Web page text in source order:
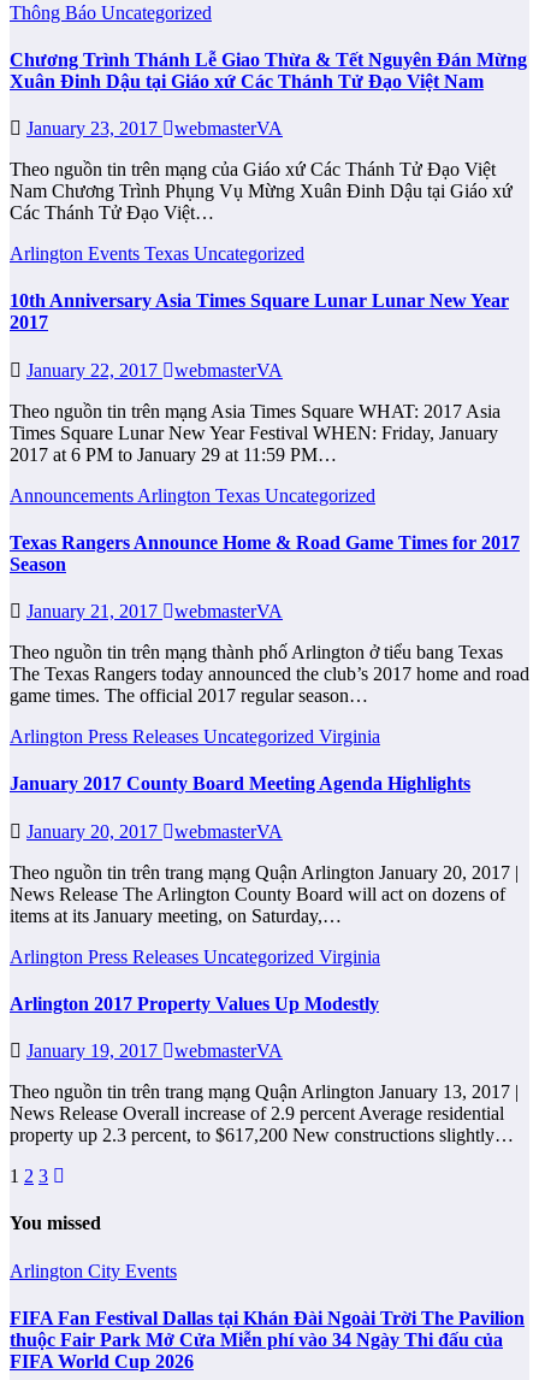
Thông Báo Uncategorized
Chương Trình Thánh Lễ Giao Thừa & Tết Nguyên Đán Mừng
Xuân Đinh Dậu tại Giáo xứ Các Thánh Tử Đạo Việt Nam
January 23, 2017
webmasterVA
Theo nguồn tin trên mạng của Giáo xứ Các Thánh Tử Đạo Việt
Nam Chương Trình Phụng Vụ Mừng Xuân Đinh Dậu tại Giáo xứ
Các Thánh Tử Đạo Việt…
Arlington Events Texas Uncategorized
10th Anniversary Asia Times Square Lunar Lunar New Year
2017
January 22, 2017
webmasterVA
Theo nguồn tin trên mạng Asia Times Square WHAT: 2017 Asia
Times Square Lunar New Year Festival WHEN: Friday, January
2017 at 6 PM to January 29 at 11:59 PM…
Announcements Arlington Texas Uncategorized
Texas Rangers Announce Home & Road Game Times for 2017
Season
January 21, 2017
webmasterVA
Theo nguồn tin trên mạng thành phố Arlington ở tiểu bang Texas
The Texas Rangers today announced the club’s 2017 home and road
game times. The official 2017 regular season…
Arlington Press Releases Uncategorized Virginia
January 2017 County Board Meeting Agenda Highlights
January 20, 2017
webmasterVA
Theo nguồn tin trên trang mạng Quận Arlington January 20, 2017 |
News Release The Arlington County Board will act on dozens of
items at its January meeting, on Saturday,…
Arlington Press Releases Uncategorized Virginia
Arlington 2017 Property Values Up Modestly
January 19, 2017
webmasterVA
Theo nguồn tin trên trang mạng Quận Arlington January 13, 2017 |
News Release Overall increase of 2.9 percent Average residential
property up 2.3 percent, to $617,200 New constructions slightly…
Posts
pagination
1 2 3
You missed
Arlington City Events
FIFA Fan Festival Dallas tại Khán Đài Ngoài Trời The Pavilion
thuộc Fair Park Mở Cửa Miễn phí vào 34 Ngày Thi đấu của
FIFA World Cup 2026